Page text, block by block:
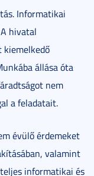
Informatikai
hivatal
kiemelkedő
állása óta
nem
a feladatait.
évülő érdemeket
valamint
informatikai és